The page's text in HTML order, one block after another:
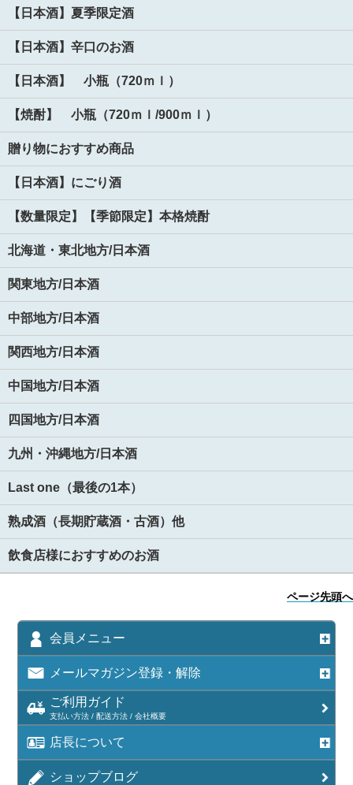
【日本酒】夏季限定酒
【日本酒】辛口のお酒
【日本酒】 小瓶（720ｍｌ）
【焼酎】 小瓶（720ｍｌ/900ｍｌ）
贈り物におすすめ商品
【日本酒】にごり酒
【数量限定】【季節限定】本格焼酎
北海道・東北地方/日本酒
関東地方/日本酒
中部地方/日本酒
関西地方/日本酒
中国地方/日本酒
四国地方/日本酒
九州・沖縄地方/日本酒
Last one（最後の1本）
熟成酒（長期貯蔵酒・古酒）他
飲食店様におすすめのお酒
ページ先頭へ
会員メニュー
メールマガジン登録・解除
ご利用ガイド
支払い方法 / 配送方法 / 会社概要
店長について
ショップブログ